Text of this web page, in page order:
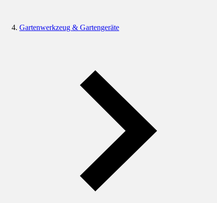
Gartenwerkzeug & Gartengeräte